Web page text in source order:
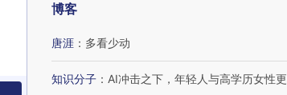
博客
唐涯 ： 多看少动
知识分子 ： AI冲击之下，年轻人与高学历女性更